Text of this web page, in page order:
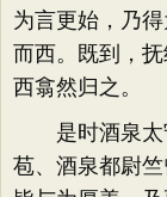
为言更始，乃
而西。既到，
西翕然归之。
是时酒泉太
苞、酒泉都尉